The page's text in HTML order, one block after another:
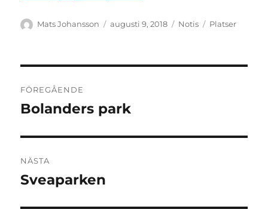
Författare
Mats Johansson
Publicerat
augusti 9, 2018 Format
Notis Kategorier
Platser
FÖREGÅENDE
Föregående
Bolanders park
NÄSTA
Nästa
Sveaparken